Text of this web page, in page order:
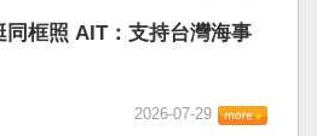
同框照 AIT：支持台灣海事
2026-07-29